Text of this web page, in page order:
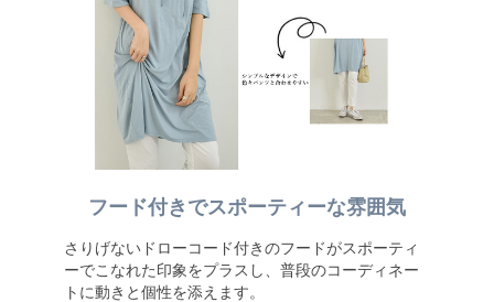
フード付きでスポーティーな雰囲気
さりげないドローコード付きのフードがスポーティ
ーでこなれた印象をプラスし、普段のコーディネー
トに動きと個性を添えます。